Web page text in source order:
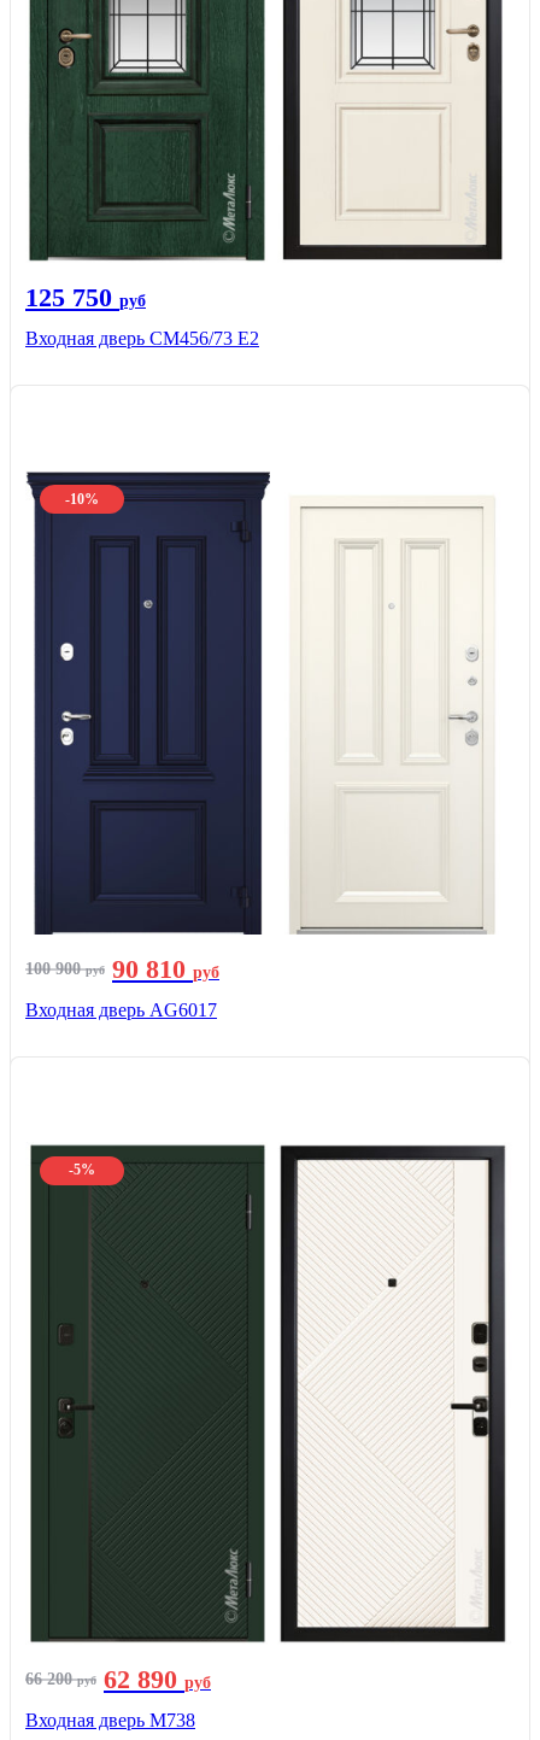
125 750 руб
Входная дверь СМ456/73 Е2
-10%
100 900руб 90 810 руб
Входная дверь AG6017
-5%
66 200руб 62 890 руб
Входная дверь М738